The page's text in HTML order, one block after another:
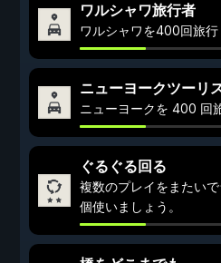
ワルシャワ旅行者
ワルシャワを400回旅行
ニューヨークツーリ
ニューヨークを 400 回
ぐるぐる回る
複数のプレイをまたい
個使いましょう。